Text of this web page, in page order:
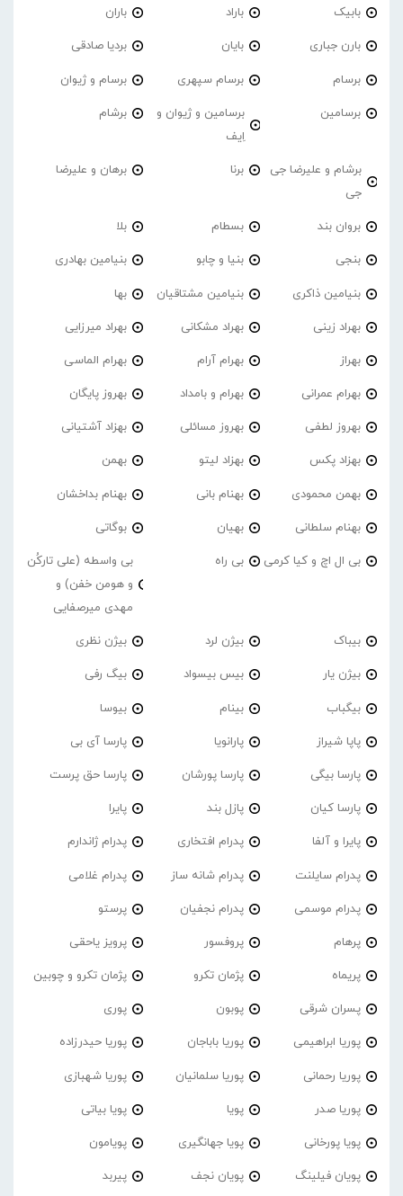
بابیک باراد باران
بارن جباری بایان بردیا صادقی
برسام برسام سپهری برسام و ژیوان
برسامین
برسامین و ژیوان و
اِیف
برشام
برشام و علیرضا جی
جی
برنا برهان و علیرضا
بروان بند بسطام بلا
بنجی بنیا و چابو بنیامین بهادری
بنیامین ذاکری بنیامین مشتاقیان بها
بهراد زینی بهراد مشکانی بهراد میرزایی
بهراز بهرام آرام بهرام الماسی
بهرام عمرانی بهرام و بامداد بهروز پایگان
بهروز لطفی بهروز مسائلی بهزاد آشتیانی
بهزاد پکس بهزاد لیتو بهمن
بهمن محمودی بهنام بانی بهنام بداخشان
بهنام سلطانی بهیان بوگاتی
بی ال اچ و کیا کرمی بی راه
بی واسطه (علی تارکُن
و هومن خفن) و
مهدی میرصفایی
بیباک بیژن لرد بیژن نظری
بیژن یار بیس بیسواد بیگ رفی
بیگباب بینام بیوسا
پاپا شیراز پارانویا پارسا آی بی
پارسا بیگی پارسا پورشان پارسا حق پرست
پارسا کیان پازل بند پایرا
پایرا و آلفا پدرام افتخاری پدرام ژاندارم
پدرام‌ سایلنت پدرام شانه ساز پدرام غلامی
پدرام موسمی پدرام نجفیان پرستو
پرهام پروفسور پرویز یاحقی
پریماه پژمان تکرو پژمان تکرو و چوبین
پسران شرقی پوبون پوری
پوریا ابراهیمی پوریا باباجان پوریا حیدرزاده
پوریا رحمانی پوریا سلمانیان پوریا شهبازی
پوریا صدر پویا پویا بیاتی
پویا پورخانی پویا جهانگیری پویامون
پویان فیلینگ پویان نجف پیربد